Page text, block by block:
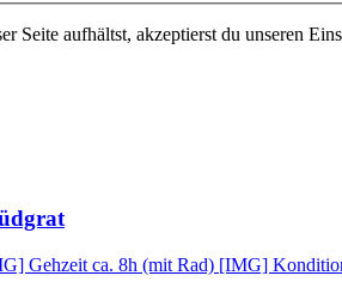
Seite aufhältst, akzeptierst du unseren
Gehzeit ca. 8h (mit Rad) [IMG]